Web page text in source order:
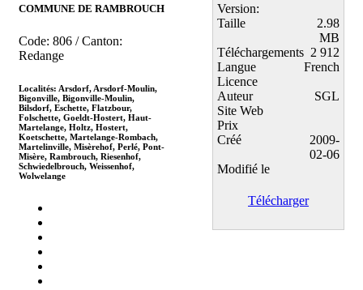
COMMUNE DE RAMBROUCH
Code: 806 / Canton:
Redange
Localités: Arsdorf, Arsdorf-Moulin,
Bigonville, Bigonville-Moulin,
Bilsdorf, Eschette, Flatzbour,
Folschette, Goeldt-Hostert, Haut-
Martelange, Holtz, Hostert,
Koetschette, Martelange-Rombach,
Martelinville, Misèrehof, Perlé, Pont-
Misère, Rambrouch, Riesenhof,
Schwiedelbrouch, Weissenhof,
Wolwelange
Version:
Taille
2.98
MB
Téléchargements 2 912
Langue
French
Licence
Auteur
SGL
Site Web
Prix
Créé
2009-
02-06
Modifié le
Télécharger